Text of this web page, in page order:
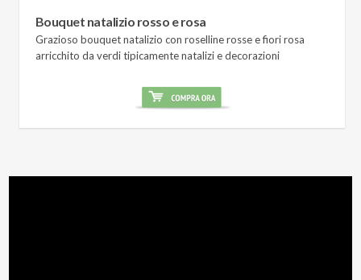
Bouquet natalizio rosso e rosa
Grazioso bouquet natalizio con roselline rosse e fiori rosa
arricchito da verdi tipicamente natalizi e decorazioni